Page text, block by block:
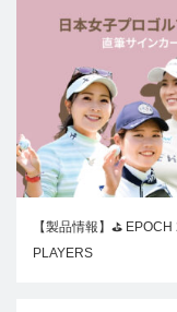
【製品情報】⛳
PLAYERS